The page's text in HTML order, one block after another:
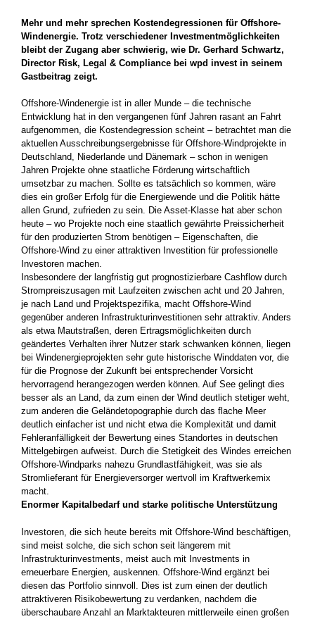
Mehr und mehr sprechen Kostendegressionen für Offshore-
Windenergie. Trotz verschiedener Investmentmöglichkeiten
bleibt der Zugang aber schwierig, wie Dr. Gerhard Schwartz,
Director Risk, Legal & Compliance bei wpd invest in seinem
Gastbeitrag zeigt.
Offshore-Windenergie ist in aller Munde – die technische
Entwicklung hat in den vergangenen fünf Jahren rasant an Fahrt
aufgenommen, die Kostendegression scheint – betrachtet man die
aktuellen Ausschreibungsergebnisse für Offshore-Windprojekte in
Deutschland, Niederlande und Dänemark – schon in wenigen
Jahren Projekte ohne staatliche Förderung wirtschaftlich
umsetzbar zu machen. Sollte es tatsächlich so kommen, wäre
dies ein großer Erfolg für die Energiewende und die Politik hätte
allen Grund, zufrieden zu sein. Die Asset-Klasse hat aber schon
heute – wo Projekte noch eine staatlich gewährte Preissicherheit
für den produzierten Strom benötigen – Eigenschaften, die
Offshore-Wind zu einer attraktiven Investition für professionelle
Investoren machen.
Insbesondere der langfristig gut prognostizierbare Cashflow durch
Strompreiszusagen mit Laufzeiten zwischen acht und 20 Jahren,
je nach Land und Projektspezifika, macht Offshore-Wind
gegenüber anderen Infrastrukturinvestitionen sehr attraktiv. Anders
als etwa Mautstraßen, deren Ertragsmöglichkeiten durch
geändertes Verhalten ihrer Nutzer stark schwanken können, liegen
bei Windenergieprojekten sehr gute historische Winddaten vor, die
für die Prognose der Zukunft bei entsprechender Vorsicht
hervorragend herangezogen werden können. Auf See gelingt dies
besser als an Land, da zum einen der Wind deutlich stetiger weht,
zum anderen die Geländetopographie durch das flache Meer
deutlich einfacher ist und nicht etwa die Komplexität und damit
Fehleranfälligkeit der Bewertung eines Standortes in deutschen
Mittelgebirgen aufweist. Durch die Stetigkeit des Windes erreichen
Offshore-Windparks nahezu Grundlastfähigkeit, was sie als
Stromlieferant für Energieversorger wertvoll im Kraftwerkemix
macht.
Enormer Kapitalbedarf und starke politische Unterstützung
Investoren, die sich heute bereits mit Offshore-Wind beschäftigen,
sind meist solche, die sich schon seit längerem mit
Infrastrukturinvestments, meist auch mit Investments in
erneuerbare Energien, auskennen. Offshore-Wind ergänzt bei
diesen das Portfolio sinnvoll. Dies ist zum einen der deutlich
attraktiveren Risikobewertung zu verdanken, nachdem die
überschaubare Anzahl an Marktakteuren mittlerweile einen großen